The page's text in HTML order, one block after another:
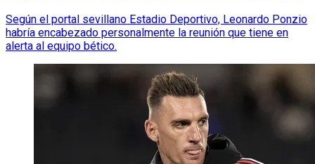
Según el portal sevillano Estadio Deportivo, Leonardo Ponzio
habría encabezado personalmente la reunión que tiene en
alerta al equipo bético.